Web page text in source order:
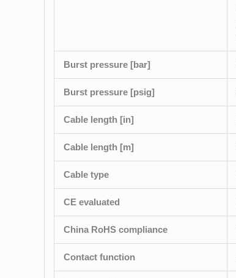
Burst pressure [bar]
Burst pressure [psig]
Cable length [in]
Cable length [m]
Cable type
CE evaluated
China RoHS compliance
Contact function